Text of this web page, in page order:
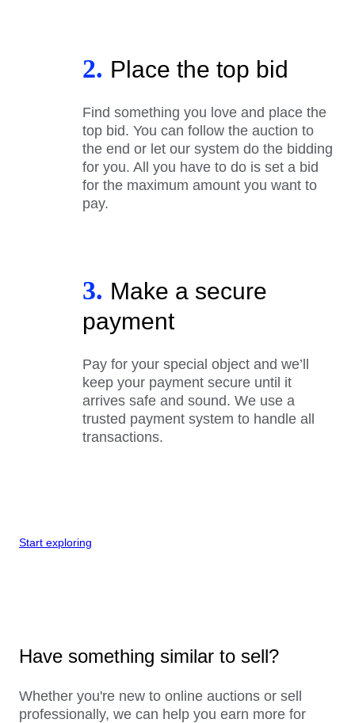
2. Place the top bid
Find something you love and place the
top bid. You can follow the auction to
the end or let our system do the bidding
for you. All you have to do is set a bid
for the maximum amount you want to
pay.
3. Make a secure
payment
Pay for your special object and we’ll
keep your payment secure until it
arrives safe and sound. We use a
trusted payment system to handle all
transactions.
Start exploring
Have something similar to sell?
Whether you're new to online auctions or sell
professionally, we can help you earn more for